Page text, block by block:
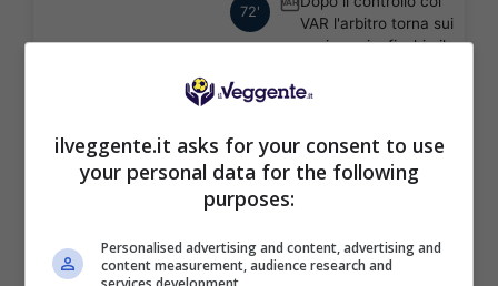
72'
VAR
VAR l'arbitro torna sui
suoi passi e fischia il
United!
70'
L'arbitro ha fermato il
gioco. In corso una
Leeds United.
ilveggente.it asks for your consent to use
your personal data for the following
purposes:
Personalised advertising and content, advertising and
content measurement, audience research and